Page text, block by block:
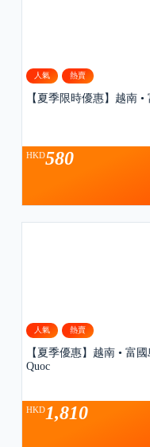
人氣 熱賣
【夏季限時優惠】越南 •
HKD580
人氣 熱賣
【夏季優惠】越南 • 富
Quoc
HKD1,810